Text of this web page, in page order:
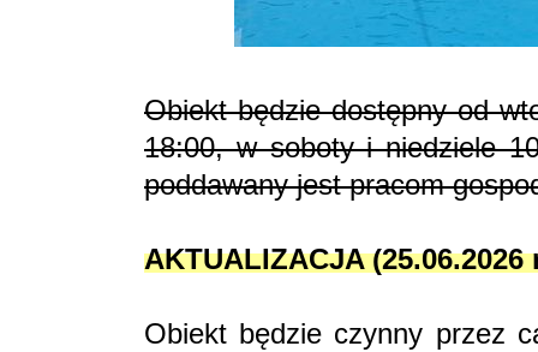
Obiekt będzie dostępny od
18:00, w soboty i niedziele
poddawany jest pracom
AKTUALIZACJA (25.06.2026
Obiekt będzie czynny przez